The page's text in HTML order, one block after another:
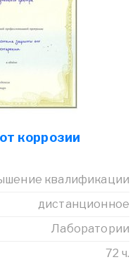
коррозии
квалификации
дистанционное
Лаборатории
72 ч.